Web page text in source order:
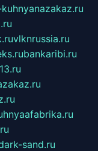
vlknrussia.ru
bankaribi.ru
sand.ru